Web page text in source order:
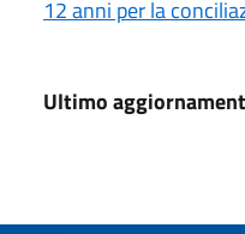
12 anni per la
Ultimo